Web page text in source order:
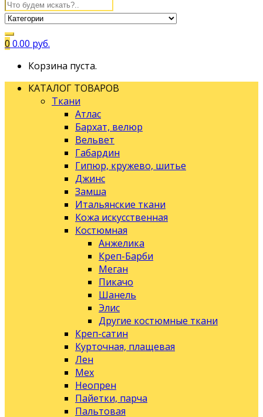
0 0.00 руб.
Корзина пуста.
КАТАЛОГ ТОВАРОВ
Ткани
Атлас
Бархат, велюр
Вельвет
Габардин
Гипюр, кружево, шитье
Джинс
Замша
Итальянские ткани
Кожа искусственная
Костюмная
Анжелика
Креп-Барби
Меган
Пикачо
Шанель
Элис
Другие костюмные ткани
Креп-сатин
Курточная, плащевая
Лен
Мех
Неопрен
Пайетки, парча
Пальтовая